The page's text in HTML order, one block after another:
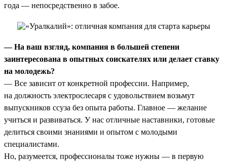
года — непосредственно в забое.
— На ваш взгляд, компания в большей степени
заинтересована в опытных соискателях или делает ставку
на молодежь?
— Все зависит от конкретной профессии. Например,
на должность электрослесаря с удовольствием возьмут
выпускников ссуза без опыта работы. Главное — желание
учиться и развиваться. У нас отличные наставники, готовые
делиться своими знаниями и опытом с молодыми
специалистами.
Но, разумеется, профессионалы тоже нужны — в первую